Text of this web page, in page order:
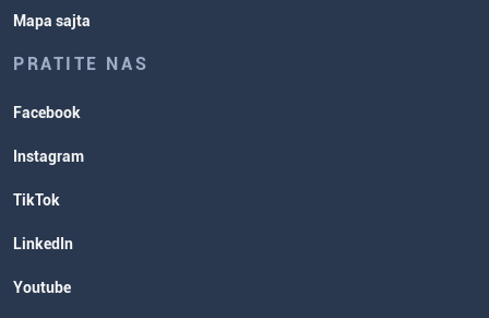
Mapa sajta
PRATITE NAS
Facebook
Instagram
TikTok
LinkedIn
Youtube